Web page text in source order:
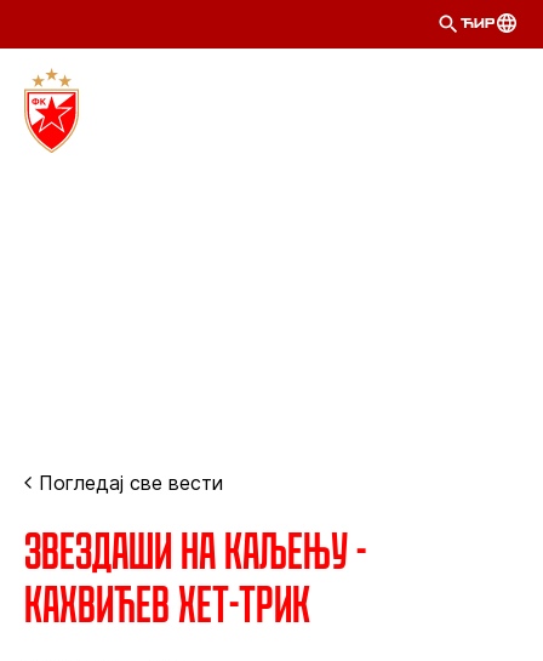
ЋИР
Погледај све вести
Звездаши на каљењу -
Кахвићев хет-трик